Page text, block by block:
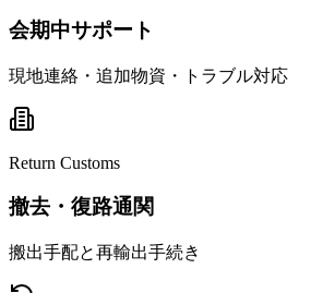
会期中サポート
現地連絡・追加物資・トラブル対応
Return Customs
撤去・復路通関
搬出手配と再輸出手続き